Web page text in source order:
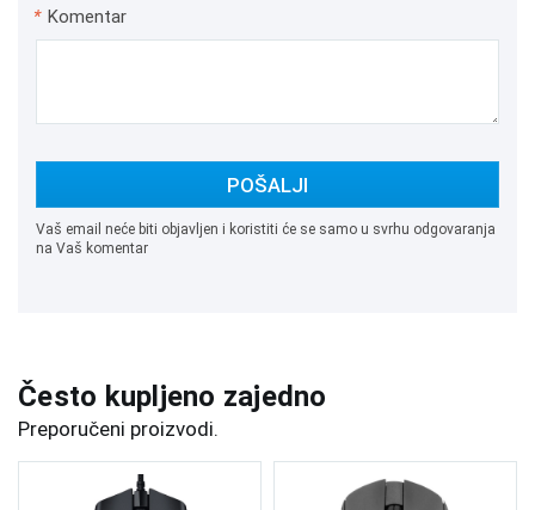
* Komentar
POŠALJI
Vaš email neće biti objavljen i koristiti će se samo u svrhu odgovaranja
na Vaš komentar
Često kupljeno zajedno
Preporučeni proizvodi.